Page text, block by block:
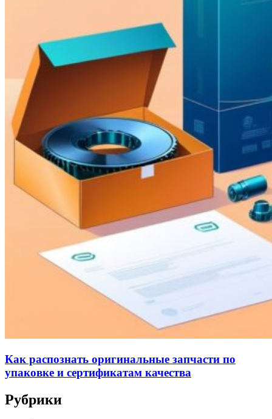
Как распознать оригинальные запчасти по
упаковке и сертификатам качества
Рубрики